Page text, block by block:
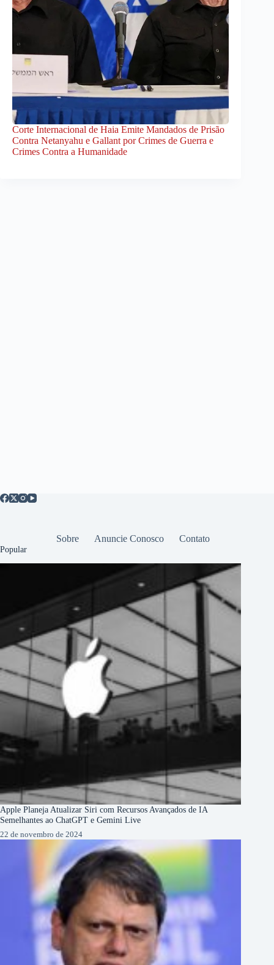
Corte Internacional de Haia Emite Mandados de Prisão
Contra Netanyahu e Gallant por Crimes de Guerra e
Crimes Contra a Humanidade
Sobre Anuncie Conosco Contato
Popular
Apple Planeja Atualizar Siri com Recursos Avançados de IA
Semelhantes ao ChatGPT e Gemini Live
22 de novembro de 2024